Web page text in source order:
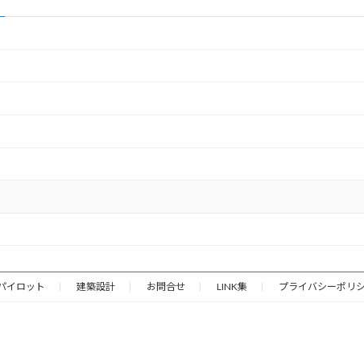
イロット 建築設計 お問合せ LINK集 プライバシーポリ